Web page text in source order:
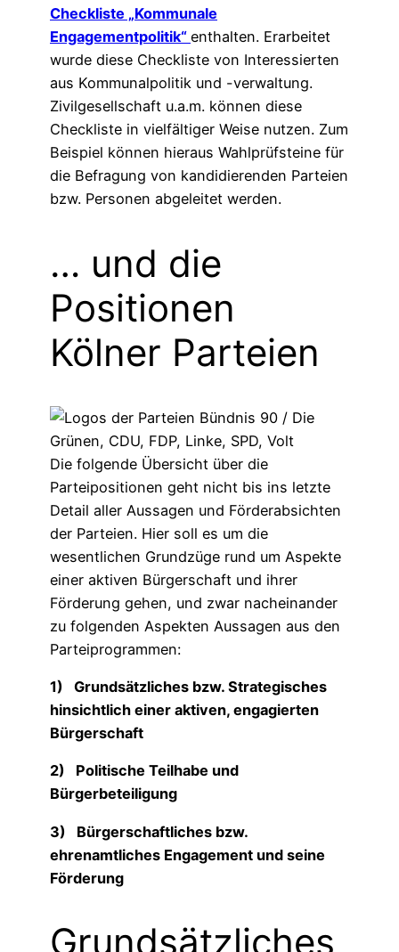
Checkliste „Kommunale
Engagementpolitik“ enthalten. Erarbeitet
wurde diese Checkliste von Interessierten
aus Kommunalpolitik und -verwaltung.
Zivilgesellschaft u.a.m. können diese
Checkliste in vielfältiger Weise nutzen. Zum
Beispiel können hieraus Wahlprüfsteine für
die Befragung von kandidierenden Parteien
bzw. Personen abgeleitet werden.
… und die
Positionen
Kölner Parteien
Die folgende Übersicht über die
Parteipositionen geht nicht bis ins letzte
Detail aller Aussagen und Förderabsichten
der Parteien. Hier soll es um die
wesentlichen Grundzüge rund um Aspekte
einer aktiven Bürgerschaft und ihrer
Förderung gehen, und zwar nacheinander
zu folgenden Aspekten Aussagen aus den
Parteiprogrammen:
1) Grundsätzliches bzw. Strategisches
hinsichtlich einer aktiven, engagierten
Bürgerschaft
2) Politische Teilhabe und
Bürgerbeteiligung
3) Bürgerschaftliches bzw.
ehrenamtliches Engagement und seine
Förderung
Grundsätzliches